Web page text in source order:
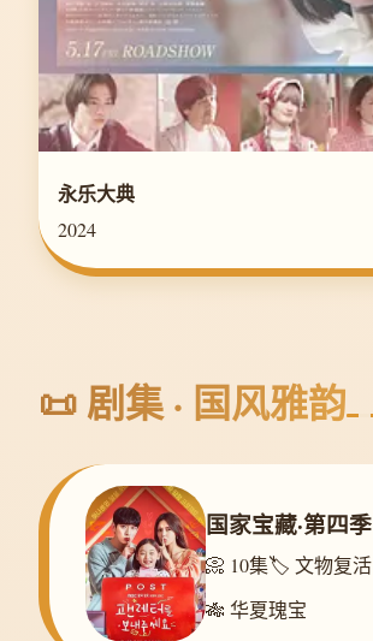
永乐大典
2024
📜 剧集 · 国风雅韵
国家宝藏·第四季
📀 10集🏷️ 文物复活
🎋 华夏瑰宝